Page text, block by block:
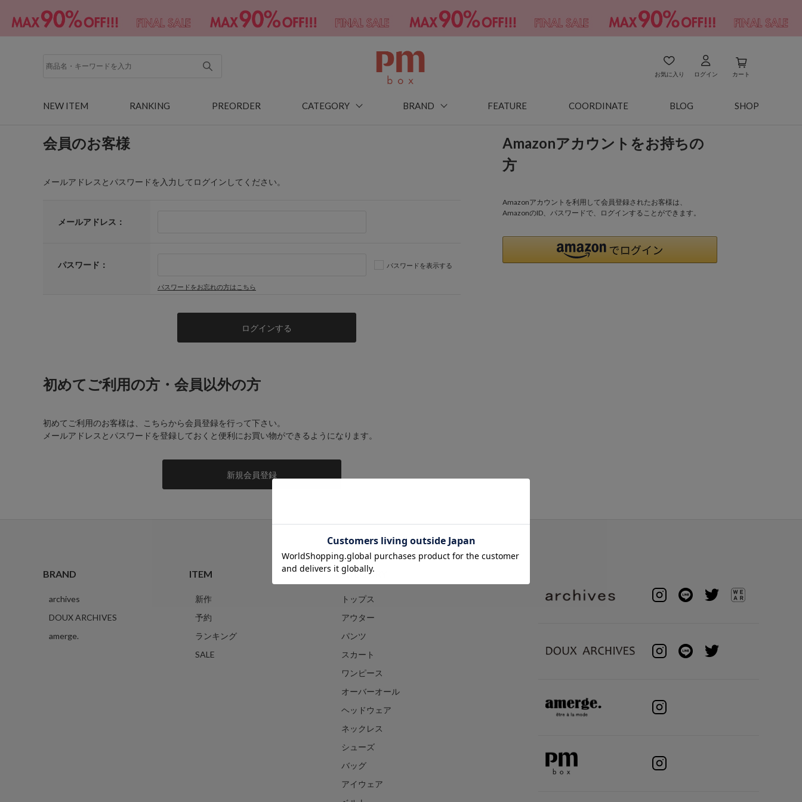
お気に入り ログイン カート
NEW ITEM RANKING PREORDER CATEGORY BRAND FEATURE COORDINATE BLOG SHOP
会員のお客様
メールアドレスとパスワードを入力してログインしてください。
メールアドレス：
パスワード： パスワードを表示する
パスワードをお忘れの方はこちら
Amazonアカウントをお持ちの
方
Amazonアカウントを利用して会員登録されたお客様は、
AmazonのID、パスワードで、ログインすることができます。
初めてご利用の方・会員以外の方
初めてご利用のお客様は、こちらから会員登録を行って下さい。
メールアドレスとパスワードを登録しておくと便利にお買い物ができるようになります。
BRAND
archives
DOUX ARCHIVES
amerge.
ITEM
新作
予約
ランキング
SALE
CATEGORY
トップス
アウター
パンツ
スカート
ワンピース
オーバーオール
ヘッドウェア
ネックレス
シューズ
バッグ
アイウェア